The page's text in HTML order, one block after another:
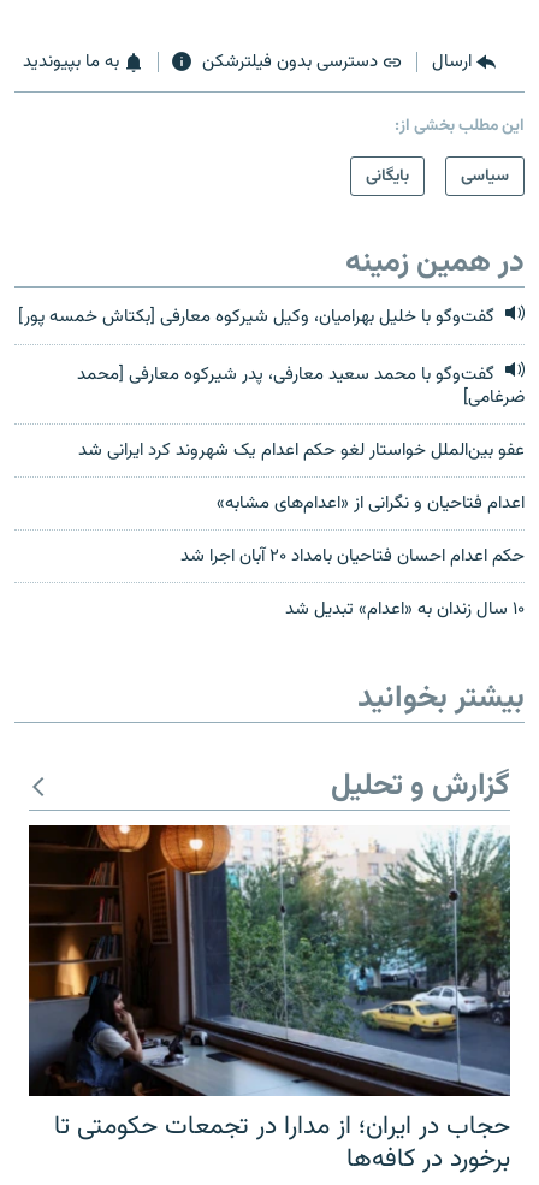
ارسال دسترسی بدون فیلترشکن به ما بپیوندید
این مطلب بخشی از:
سیاسی
بایگانی
در همین زمینه
گفت‌وگو با خلیل بهرامیان، وکیل شیرکوه معارفی [بکتاش خمسه پور]
گفت‌وگو با محمد سعید معارفی، پدر شیرکوه معارفی [محمد
ضرغامی]
عفو بین‌الملل خواستار لغو حکم اعدام یک شهروند کرد ایرانی شد
اعدام فتاحیان و نگرانی از «اعدام‌های مشابه»
حکم اعدام احسان فتاحیان بامداد ۲۰ آبان اجرا شد
۱۰ سال زندان به «اعدام» تبدیل شد
بیشتر بخوانید
گزارش و تحلیل
حجاب در ایران؛ از مدارا در تجمعات حکومتی تا
برخورد در کافه‌ها